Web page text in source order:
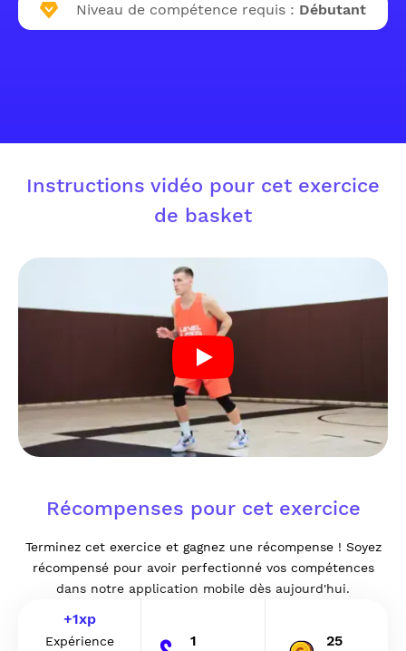
Niveau de compétence requis : Débutant
Instructions vidéo pour cet exercice
de basket
Récompenses pour cet exercice
Terminez cet exercice et gagnez une récompense ! Soyez
récompensé pour avoir perfectionné vos compétences
dans notre application mobile dès aujourd'hui.
+1xp
Expérience
1 25